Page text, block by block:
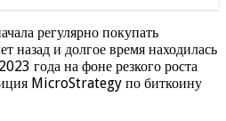
регулярно покупать
назад и долгое время находилась
года на фоне резкого роста
MicroStrategy по биткоину